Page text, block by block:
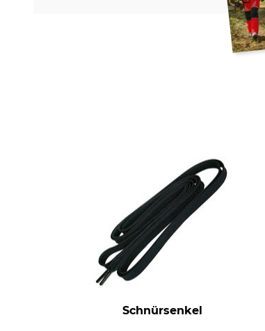
Schnürsenkel